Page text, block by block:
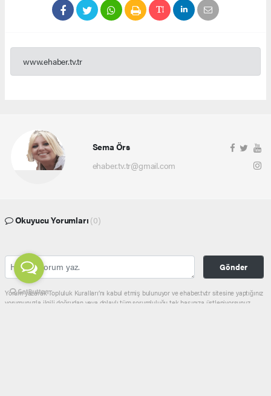
www.ehaber.tv.tr
Sema Örs
ehaber.tv.tr@gmail.com
Okuyucu Yorumları (0)
Gönder
Yorum yazarak Topluluk Kuralları’nı kabul etmiş bulunuyor ve ehaber.tv.tr sitesine yaptığınız
yorumunuzla ilgili doğrudan veya dolaylı tüm sorumluluğu tek başınıza üstleniyorsunuz.